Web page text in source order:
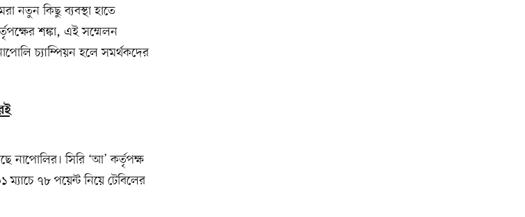
নতুন কিছু ব্যবস্থা হাতে
শঙ্কা, এই সম্মেলন
চ্যাম্পিয়ন হলে সমর্থকদের
নাপোলির। সিরি ‘আ’ কর্তৃপক্ষ
৭৮ পয়েন্ট নিয়ে টেবিলের